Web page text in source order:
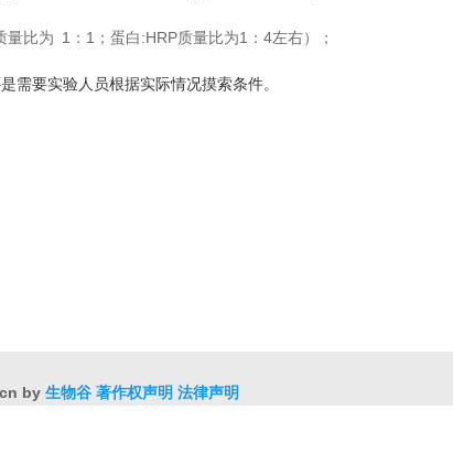
比为 1：1；蛋白:HRP质量比为1：4左右）；
需要实验人员根据实际情况摸索条件。
by 生物谷 著作权声明 法律声明